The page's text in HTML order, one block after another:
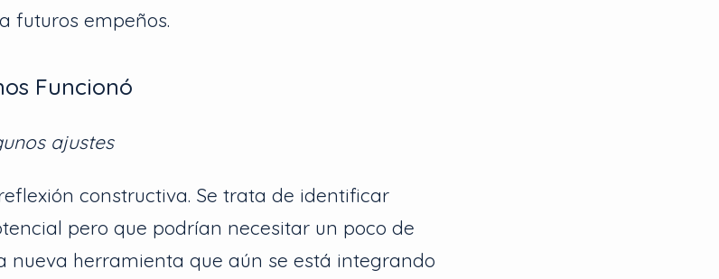
futuros empeños.
Funcionó
ajustes
constructiva. Se trata de identificar
pero que podrían necesitar un poco de
nueva herramienta que aún se está integrando